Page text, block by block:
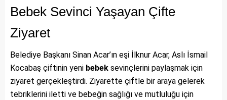
Bebek Sevinci Yaşayan Çifte
Ziyaret
Belediye Başkanı Sinan Acar’ın eşi İlknur Acar, Aslı İsmail
Kocabaş çiftinin yeni bebek sevinçlerini paylaşmak için
ziyaret gerçekleştirdi. Ziyarette çiftle bir araya gelerek
tebriklerini iletti ve bebeğin sağlığı ve mutluluğu için